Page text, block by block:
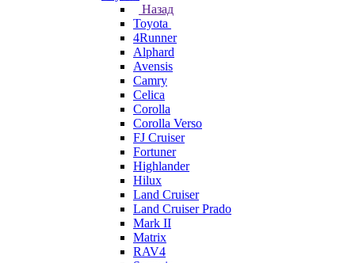
Назад
Toyota
4Runner
Alphard
Avensis
Camry
Celica
Corolla
Corolla Verso
FJ Cruiser
Fortuner
Highlander
Hilux
Land Cruiser
Land Cruiser Prado
Mark II
Matrix
RAV4